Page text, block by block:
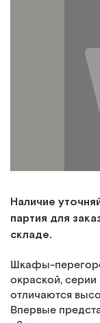
Наличие
партия для
складе.
Шкафы-
окраской,
отличаются
Впервые